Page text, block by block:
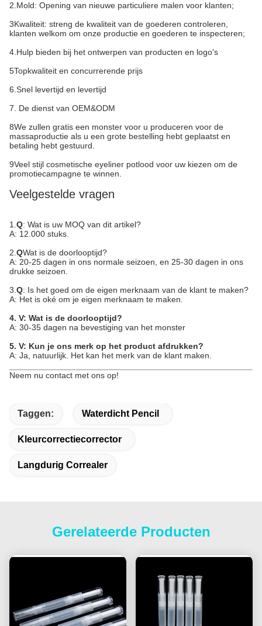
2.Mold: Opening van nieuwe particuliere malen voor klanten;
3Kwaliteit: streng de kwaliteit van de goederen controleren,
klanten welkom om onze productie en goederen te inspecteren;
4.Hulp bieden bij het ontwerpen van producten en logo's
5Topkwaliteit en concurrerende prijs
6.Snel levertijd en levertijd
7. De dienst van OEM&ODM
8We zullen gratis een monster voor u produceren voor de
massaproductie als u een grote bestelling hebt geplaatst en
betaling hebt gestuurd.
9Veel stijl cosmetische eyeliner potlood voor uw kiezen om de
promotiecampagne te winnen.
Veelgestelde vragen
1. Q: Wat is uw MOQ van dit artikel?
A: 12.000 stuks.
2. QWat is de doorlooptijd?
A: 20-25 dagen in ons normale seizoen, en 25-30 dagen in ons
drukke seizoen.
3. Q: Is het goed om de eigen merknaam van de klant te maken?
A: Het is oké om je eigen merknaam te maken.
4. V: Wat is de doorlooptijd?
A: 30-35 dagen na bevestiging van het monster
5. V: Kun je ons merk op het product afdrukken?
A: Ja, natuurlijk. Het kan het merk van de klant maken.
Neem nu contact met ons op!
Taggen: Waterdicht Pencil
Kleurcorrectiecorrector
Langdurig Correaler
Gerelateerde Producten